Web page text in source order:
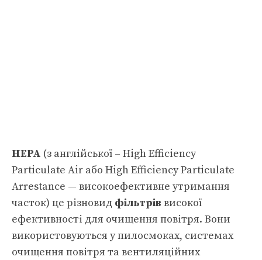
HEPA (з англійської – High Efficiency
Particulate Air або High Efficiency Particulate
Arrestance — високоефективне утримання
часток) це різновид фільтрів високої
ефективності для очищення повітря. Вони
використовуються у пилосмоках, системах
очищення повітря та вентиляційних